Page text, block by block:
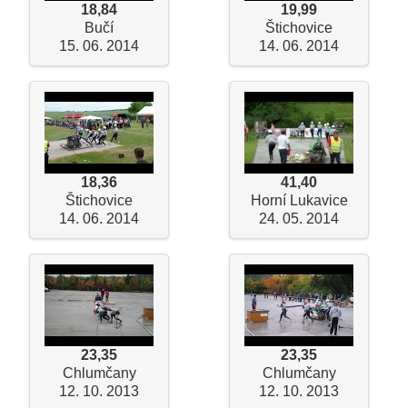
18,84
Bučí
15. 06. 2014
19,99
Štichovice
14. 06. 2014
18,36
Štichovice
14. 06. 2014
41,40
Horní Lukavice
24. 05. 2014
23,35
Chlumčany
12. 10. 2013
23,35
Chlumčany
12. 10. 2013